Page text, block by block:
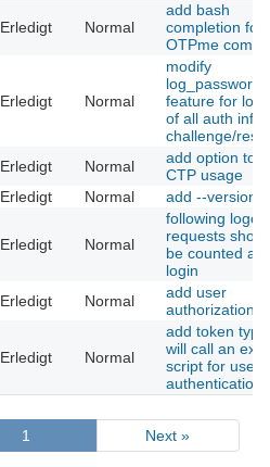
Erledigt Normal
add bash
completion for
OTPme
Erledigt Normal
modify
log_passwords
feature for
of all auth
challenge/
Erledigt Normal
add option to
CTP usage
Erledigt Normal add --version
Erledigt Normal
following
requests
be counted as
login
Erledigt Normal
add user
authorization
Erledigt Normal
add token
will call an
script for user
authentication
1 Next »